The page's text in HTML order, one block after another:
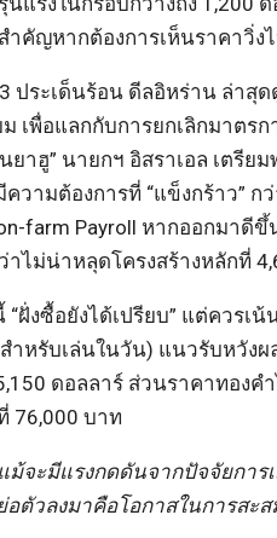
ำคัญหากต้องการเห็นราคาวิ่
ระเด็นร้อน ดีลอิหร่าน ล่าสุ
เพื่อแลกกับการยกเลิกมาตร
าฮู” นายกฯ อิสราเอล เตรี
วามต้องการที่ “แข็งกร้าว” ก
farm Payroll หากออกมาดี
ไม่น่าหลุดโครงสร้างหลักที่
งซื้อยังได้เปรียบ” แต่ควรเ
ำหรับเล่นในวัน) แนวรับหวัง
ดอลลาร์ ส่วนราคาทองค
76,000 บาท
จะมีแรงกดดันจากปัจจัยการ
อตัวลงมาคือโอกาสในการส